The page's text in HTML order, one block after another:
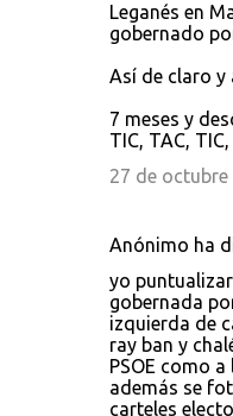
Leganés en
gobernado
Así de claro y
7 meses y
TIC, TAC,
27 de octubre
Anónimo ha
yo
gobernada
izquierda de
ray ban y
PSOE como
además se
carteles